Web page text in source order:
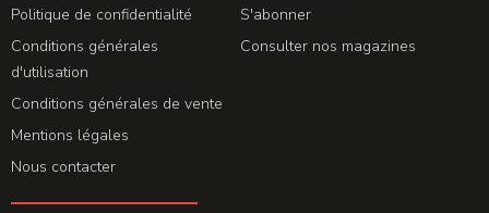
Politique de confidentialité
Conditions générales
d'utilisation
Conditions générales de vente
Mentions légales
Nous contacter
S'abonner
Consulter nos magazines